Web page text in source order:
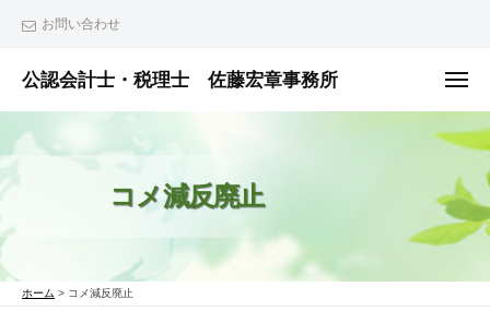
へ
ス
ッ
プ
お問い合わせ
公認会計士・税理士 佐藤宏章事務所
公
認
理
メ
ュ
ー
コメ減反廃止
ホーム > コメ減反廃止